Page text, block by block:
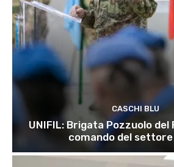
CASCHI BLU
UNIFIL: Brigata Pozzuolo del
comando del